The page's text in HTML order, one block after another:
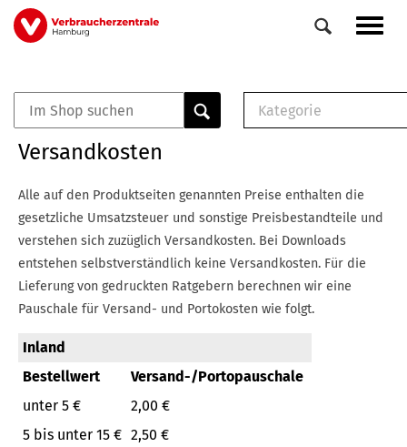
Direkt
zum
Veranstaltungen
0
Kategorie
E-Broschüre
Checklisten (PDF)
Broschüre
Buch
Versandkosten
Alle auf den Produktseiten genannten Preise enthalten die
gesetzliche Umsatzsteuer und sonstige Preisbestandteile und
verstehen sich zuzüglich Versandkosten. Bei Downloads
entstehen selbstverständlich keine Versandkosten. Für die
Lieferung von gedruckten Ratgebern berechnen wir eine
Pauschale für Versand- und Portokosten wie folgt.
Inland
Bestellwert
Versand-/Portopauschale
unter 5 €
2,00 €
5 bis unter 15 € 2,50 €